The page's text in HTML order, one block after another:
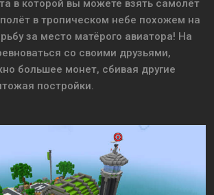
в которой вы можете взять самолёт
в тропическом небе похожем на
за место матёрого авиатора! На
со своими друзьями,
большее монет, сбивая другие
постройки.